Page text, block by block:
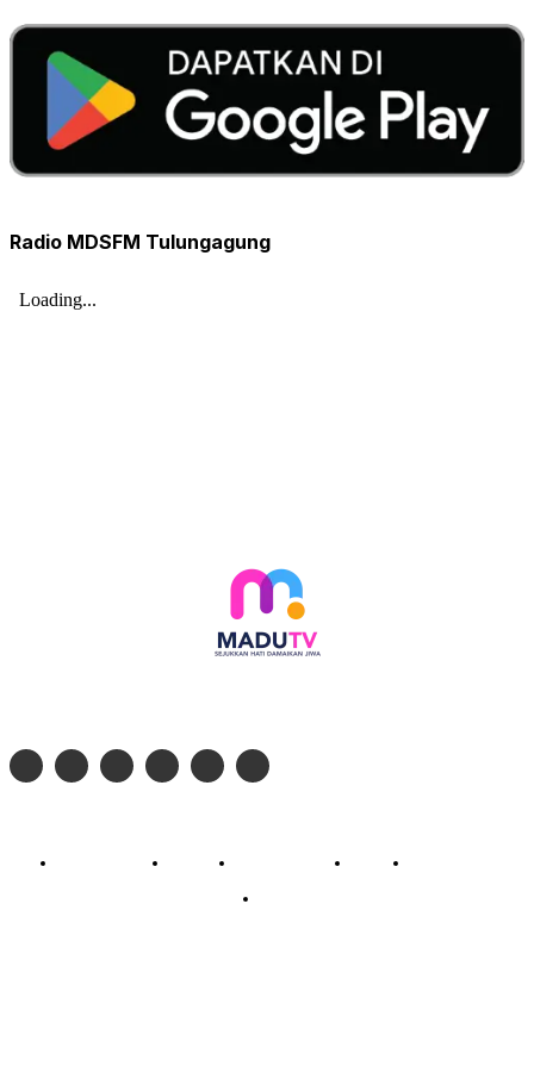
Radio MDSFM Tulungagung
Profil Madu TV Redaksi Pedoman Siber Kontak